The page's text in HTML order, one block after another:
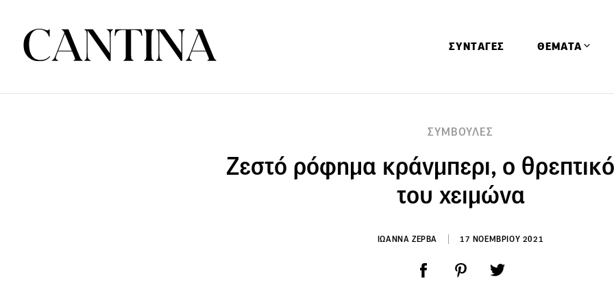
ΣΥΝΤΑΓΕΣ ΘΕΜΑΤΑ
Ειδήσεις
Έρευνες
ΣΥΜΒΟΥΛΕΣ
Ζεστό ρόφημα κράνμπερι, ο
του χειμώνα
ΙΩΑΝΝΑ ΖΕΡΒΑ 17 ΝΟΕΜΒΡΙΟΥ 2021